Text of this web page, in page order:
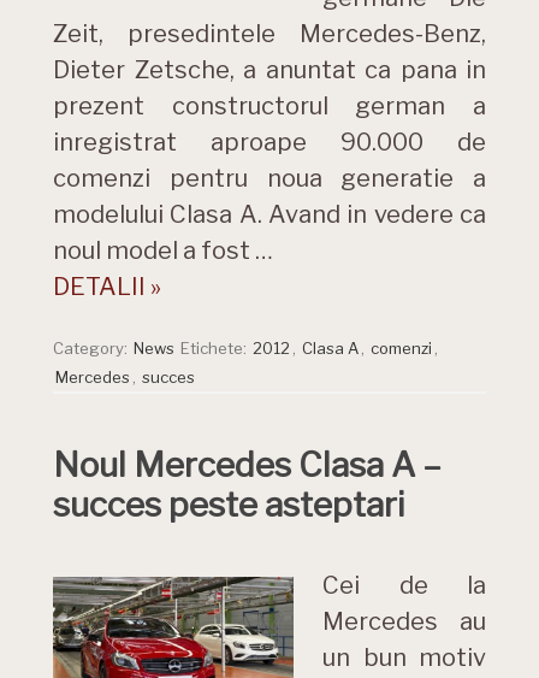
Zeit, presedintele Mercedes-Benz,
Dieter Zetsche, a anuntat ca pana in
prezent constructorul german a
inregistrat aproape 90.000 de
comenzi pentru noua generatie a
modelului Clasa A. Avand in vedere ca
noul model a fost …
DETALII »
Category: News Etichete: 2012 Clasa A comenzi
Mercedes
succes
Noul Mercedes Clasa A –
succes peste asteptari
Cei de la
Mercedes au
un bun motiv